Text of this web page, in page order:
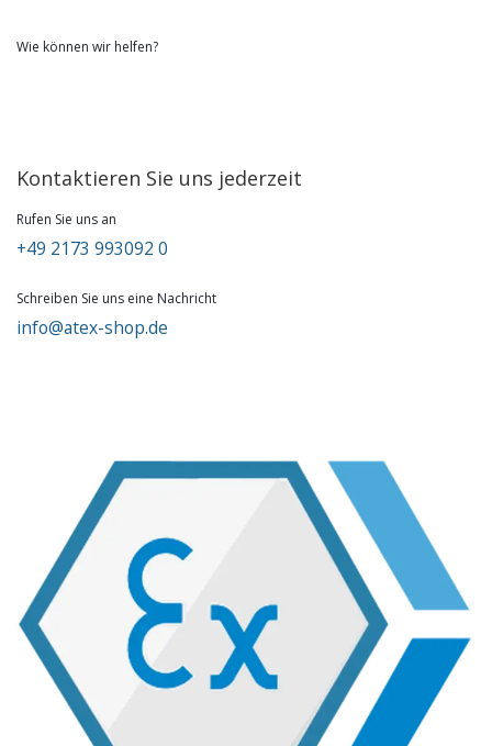
Wie können wir helfen?
Kontaktieren Sie uns jederzeit
Rufen Sie uns an
+49 2173 993092 0
Schreiben Sie uns eine Nachricht
info@atex-shop.de